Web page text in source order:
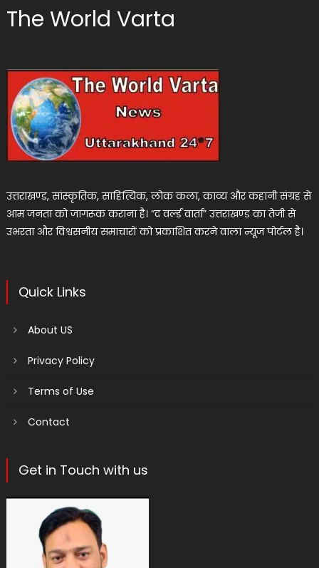
The World Varta
उत्तराखण्ड, सांस्कृतिक, साहित्यिक, लोक कला, काव्य और कहानी संग्रह से
आम जनता को जागरूक कराना है। “द वर्ल्ड वार्ता” उत्तराखण्ड का तेजी से
उभरता और विश्वसनीय समाचारों को प्रकाशित करने वाला न्यूज पोर्टल है।
Quick Links
About US
Privacy Policy
Terms of Use
Contact
Get in Touch with us